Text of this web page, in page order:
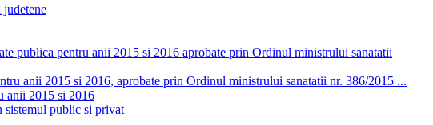
publica pentru anii 2015 si 2016 aprobate prin Ordinul ministrului sanatatii
anii 2015 si 2016, aprobate prin Ordinul ministrului sanatatii nr. 386/2015 ...
anii 2015 si 2016
sistemul public si privat